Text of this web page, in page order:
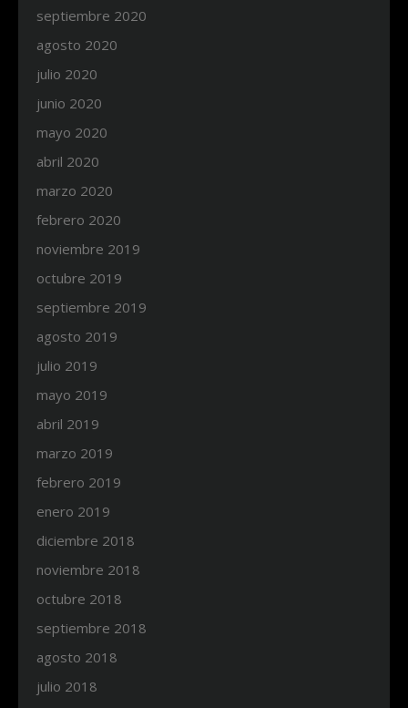
septiembre 2020
agosto 2020
julio 2020
junio 2020
mayo 2020
abril 2020
marzo 2020
febrero 2020
noviembre 2019
octubre 2019
septiembre 2019
agosto 2019
julio 2019
mayo 2019
abril 2019
marzo 2019
febrero 2019
enero 2019
diciembre 2018
noviembre 2018
octubre 2018
septiembre 2018
agosto 2018
julio 2018